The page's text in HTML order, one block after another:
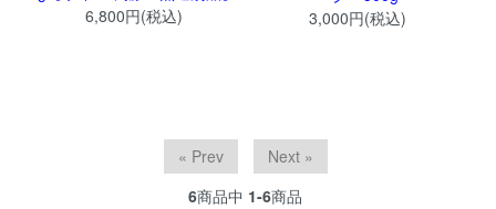
6,800円(税込)
3,000円(税込)
« Prev
Next »
6商品中 1-6商品